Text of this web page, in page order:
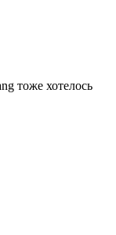
тоже хотелось